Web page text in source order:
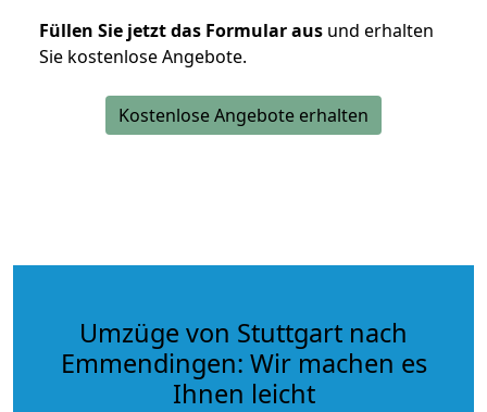
Füllen Sie jetzt das Formular aus und erhalten
Sie kostenlose Angebote.
Kostenlose Angebote erhalten
Umzüge von Stuttgart nach
Emmendingen: Wir machen es
Ihnen leicht